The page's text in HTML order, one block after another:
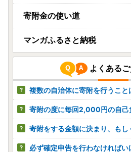
寄附金の使い道
マンガふるさと納税
よくある
複数の自治体に寄附を行うこと
寄附の度に毎回2,000円の自己
寄附をする金額に決まり、もし
必ず確定申告を行わなければい